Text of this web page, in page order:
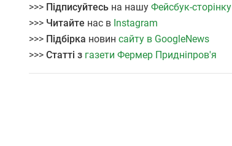
>>> Підписуйтесь на нашу Фейсбук-сторінку
>>> Читайте нас в Instagram
>>> Підбірка новин сайту в GoogleNews
>>> Статті з газети Фермер Придніпров'я